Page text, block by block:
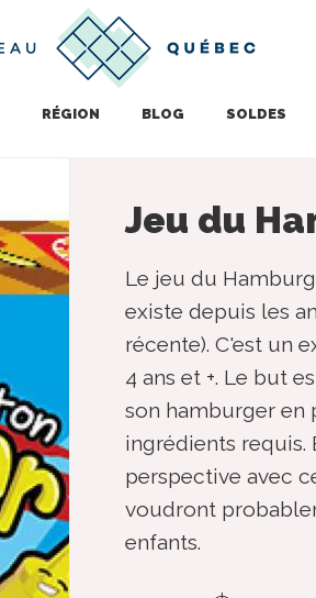
RÉGION BLOG SOLDES
Jeu du
Le jeu du
existe depuis les
récente). C'est un
4 ans et +. Le but
son hamburger en
ingrédients requis.
perspective avec
voudront
enfants.